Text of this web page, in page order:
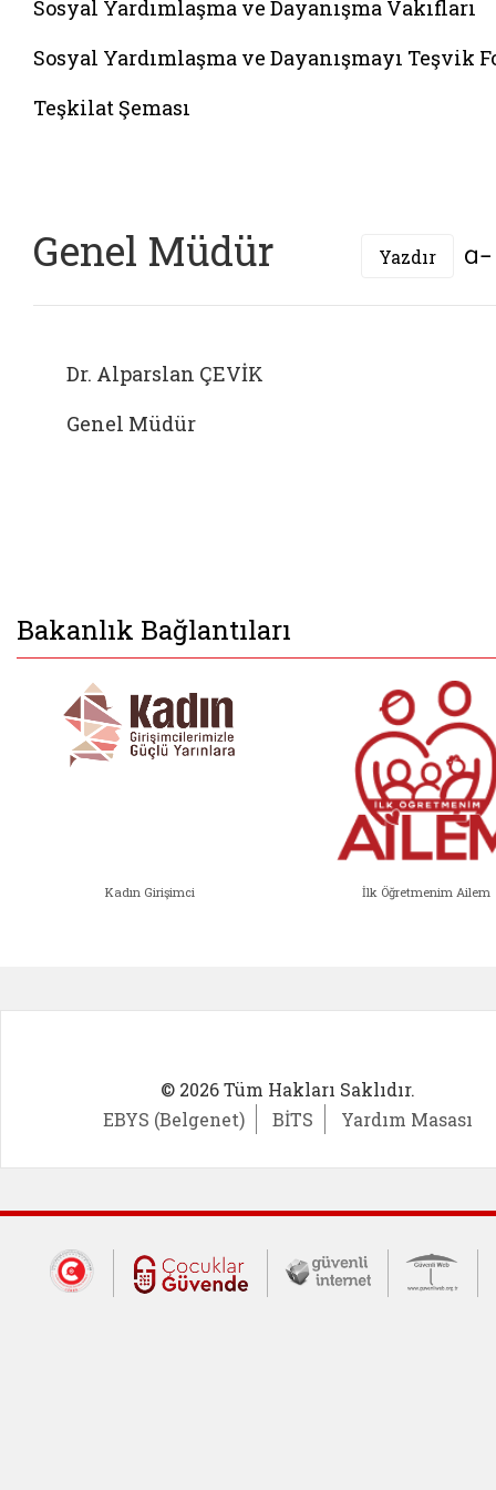
Sosyal Yardımlaşma ve Dayanışma Vakıfları
Sosyal Yardımlaşma ve Dayanışmayı Teşvik
Teşkilat Şeması
Genel Müdür Yazdır
Dr. Alparslan ÇEVİK
Genel Müdür
Bakanlık Bağlantıları
Kadın Girişimci İlk Öğretmenim Ailem
© 2026 Tüm Hakları Saklıdır.
EBYS (Belgenet)
BİTS Yardım Masası
Dış Bağlantılar
Cumhurbaşkanlığı İletişim Merkezi
Çocuklar Güvende (yeni
Güvenli